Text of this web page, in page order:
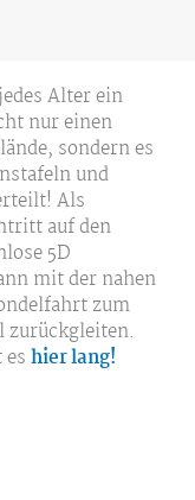
Alter ein
nur einen
sondern es
und
Als
auf den
5D
mit der nahen
zum
zurückgleiten.
hier lang!